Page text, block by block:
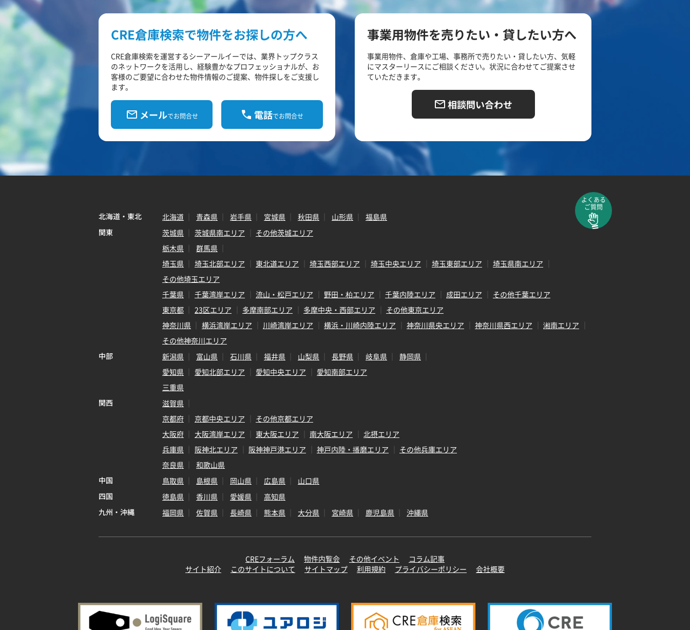
CRE倉庫検索で物件をお探しの方へ
CRE倉庫検索を運営するシーアールイーでは、業界トップクラス
のネットワークを活用し、経験豊かなプロフェッショナルが、お
客様のご要望に合わせた物件情報のご提案、物件探しをご支援し
ます。
メールでお問合せ 電話でお問合せ
事業用物件を売りたい・貸したい方へ
事業用物件、倉庫や工場、事務所で売りたい・貸したい方、気軽
にマスターリースにご相談ください。状況に合わせてご提案させ
ていただきます。
相談問い合わせ
よくある
ご質問
北海道・東北 北海道 青森県 岩手県 宮城県 秋田県 山形県
福島県
関東
茨城県 茨城県南エリア
その他茨城エリア
栃木県
群馬県
埼玉県
埼玉北部エリア 東北道エリア 埼玉西部エリア 埼玉中央エリア 埼玉東部エリア
埼玉県南エリア
その他埼玉エリア
千葉県
千葉湾岸エリア 流山・松戸エリア 野田・柏エリア 千葉内陸エリア 成田エリア
その他千葉エリア
東京都
23区エリア 多摩南部エリア 多摩中央・西部エリア
その他東京エリア
神奈川県
横浜湾岸エリア 川崎湾岸エリア 横浜・川崎内陸エリア 神奈川県央エリア 神奈川県西エリア
湘南エリア
その他神奈川エリア
中部
新潟県 富山県 石川県 福井県 山梨県 長野県 岐阜県
静岡県
愛知県
愛知北部エリア 愛知中央エリア
愛知南部エリア
三重県
関西
滋賀県
京都府
京都中央エリア
その他京都エリア
大阪府
大阪湾岸エリア 東大阪エリア 南大阪エリア
北摂エリア
兵庫県
阪神北エリア 阪神神戸港エリア 神戸内陸・播磨エリア
その他兵庫エリア
奈良県
和歌山県
中国
鳥取県 島根県 岡山県 広島県
山口県
四国
徳島県 香川県 愛媛県
高知県
九州・沖縄
福岡県 佐賀県 長崎県 熊本県 大分県 宮崎県 鹿児島県 沖縄県
CREフォーラム 物件内覧会 その他イベント
コラム記事
サイト紹介
このサイトについて サイトマップ 利用規約 プライバシーポリシー 会社概要